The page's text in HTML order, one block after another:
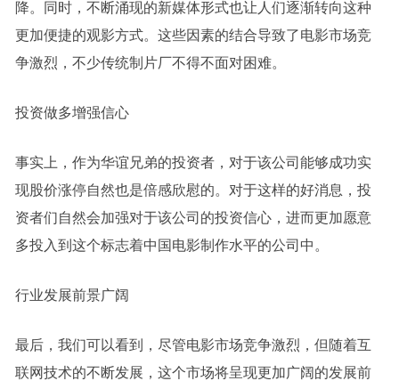
降。同时，不断涌现的新媒体形式也让人们逐渐转向这种
更加便捷的观影方式。这些因素的结合导致了电影市场竞
争激烈，不少传统制片厂不得不面对困难。
投资做多增强信心
事实上，作为华谊兄弟的投资者，对于该公司能够成功实
现股价涨停自然也是倍感欣慰的。对于这样的好消息，投
资者们自然会加强对于该公司的投资信心，进而更加愿意
多投入到这个标志着中国电影制作水平的公司中。
行业发展前景广阔
最后，我们可以看到，尽管电影市场竞争激烈，但随着互
联网技术的不断发展，这个市场将呈现更加广阔的发展前